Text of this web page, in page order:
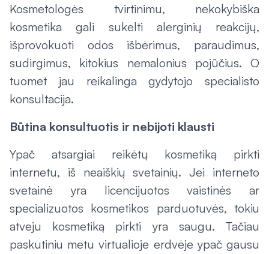
Kosmetologės tvirtinimu, nekokybiška
kosmetika gali sukelti alerginių reakcijų,
išprovokuoti odos išbėrimus, paraudimus,
sudirgimus, kitokius nemalonius pojūčius. O
tuomet jau reikalinga gydytojo specialisto
konsultacija.
Būtina konsultuotis ir nebijoti klausti
Ypač atsargiai reikėtų kosmetiką pirkti
internetu, iš neaiškių svetainių. Jei interneto
svetainė yra licencijuotos vaistinės ar
specializuotos kosmetikos parduotuvės, tokiu
atveju kosmetiką pirkti yra saugu. Tačiau
paskutiniu metu virtualioje erdvėje ypač gausu